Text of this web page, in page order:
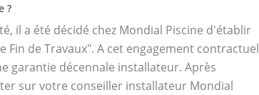
?
il a été décidé chez Mondial Piscine d'établir
Fin de Travaux". A cet engagement contractuel
garantie décennale installateur. Après
sur votre conseiller installateur Mondial